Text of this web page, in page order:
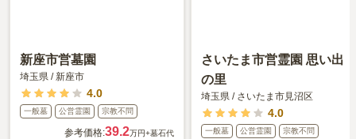
新座市営墓園
埼玉県 /新座市
4.0
一般墓 公営霊園 宗教不問
参考価格:39.2万円+墓石代
さいたま市営霊園 思い出
の里
埼玉県 / さいたま市見沼区
4.0
一般墓 公営霊園 宗教不問